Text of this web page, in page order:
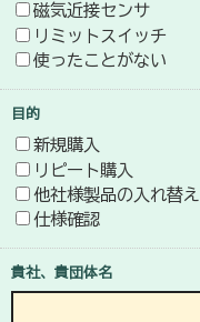
磁気近接センサ
リミットスイッチ
使ったことがない
目的
新規購入
リピート購入
他社様製品の入れ替え
仕様確認
貴社、貴団体名